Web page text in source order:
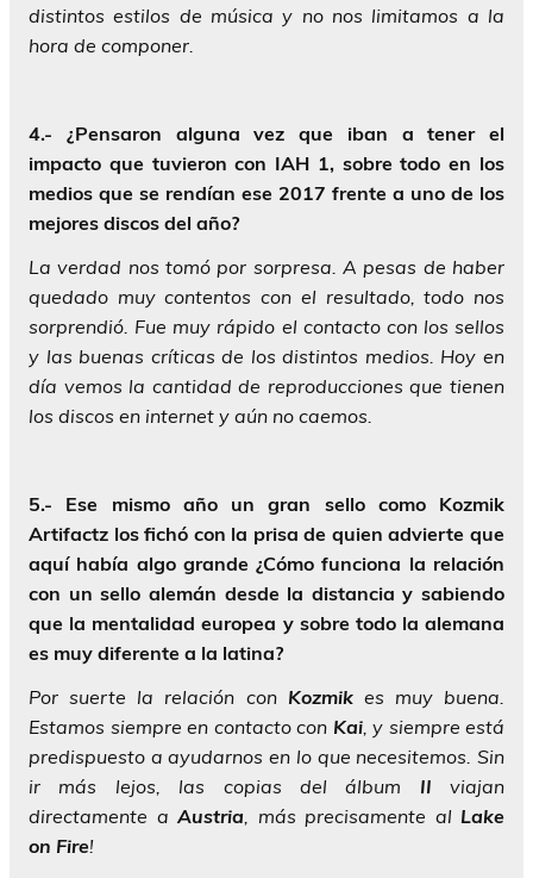
distintos estilos de música y no nos limitamos a la
hora de componer.
4.- ¿Pensaron alguna vez que iban a tener el
impacto que tuvieron con IAH 1, sobre todo en los
medios que se rendían ese 2017 frente a uno de los
mejores discos del año?
La verdad nos tomó por sorpresa. A pesas de haber
quedado muy contentos con el resultado, todo nos
sorprendió. Fue muy rápido el contacto con los sellos
y las buenas críticas de los distintos medios. Hoy en
día vemos la cantidad de reproducciones que tienen
los discos en internet y aún no caemos.
5.- Ese mismo año un gran sello como Kozmik
Artifactz los fichó con la prisa de quien advierte que
aquí había algo grande ¿Cómo funciona la relación
con un sello alemán desde la distancia y sabiendo
que la mentalidad europea y sobre todo la alemana
es muy diferente a la latina?
Por suerte la relación con Kozmikes muy buena.
Estamos siempre en contacto con Kai, y siempre está
predispuesto a ayudarnos en lo que necesitemos. Sin
ir más lejos, las copias del álbum II viajan
directamente a Austria, más precisamente al Lake
on Fire!